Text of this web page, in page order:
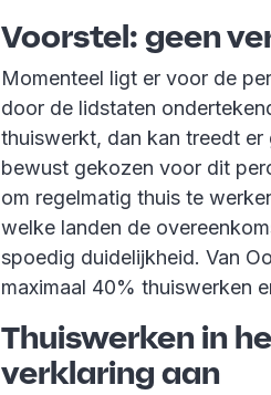
Voorstel: geen
Momenteel ligt er voor de
door de lidstaten
thuiswerkt, dan kan treedt er
bewust gekozen voor dit
om regelmatig thuis te
welke landen de
spoedig duidelijkheid. Van
maximaal 40% thuiswerken
Thuiswerken in
verklaring aan